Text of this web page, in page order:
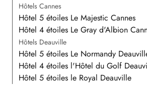
Hôtels Cannes
Hôtel 5 étoiles Le Majestic Cannes
Hôtel 4 étoiles Le Gray d'Albion
Hôtels Deauville
Hôtel 5 étoiles Le Normandy
Hôtel 4 étoiles l'Hôtel du Golf
Hôtel 5 étoiles le Royal Deauville